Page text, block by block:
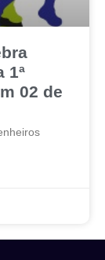
1ª
02 de